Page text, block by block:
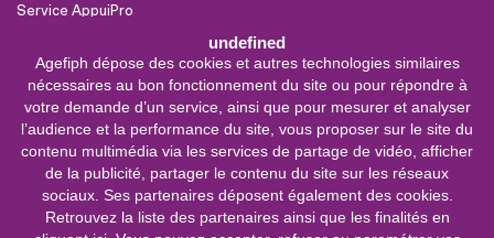
undefined
Agefiph dépose des cookies et autres technologies similaires
nécessaires au bon fonctionnement du site ou pour répondre à
votre demande d’un service, ainsi que pour mesurer et analyser
l’audience et la performance du site, vous proposer sur le site du
contenu multimédia via les services de partage de vidéo, afficher
de la publicité, partager le contenu du site sur les réseaux
sociaux. Ses partenaires déposent également des cookies.
Retrouvez la liste des partenaires ainsi que les finalités en
Service AppuiPro
Nous suivre
Youtube
Linkedin
Facebook